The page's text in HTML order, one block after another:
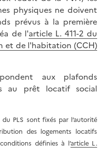
physiques ne doivent
prévus à la première
de l'article L. 411-2 du
et de l'habitation (CCH)
aux plafonds
au prêt locatif social
PLS sont fixés par l’autorité
des logements locatifs
définies à l’article L.